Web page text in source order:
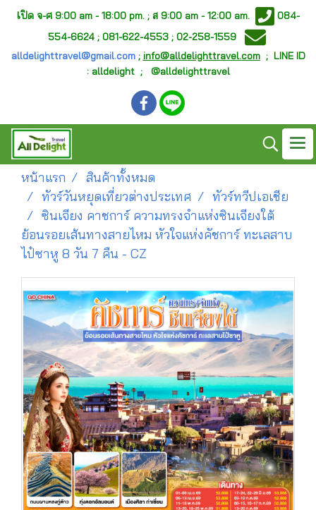
เปิด จ-ศ 9:00 am - 18:00 pm. ; ส 9:00 am - 12:00 am.
084-
554-6624 ; 081-622-4553 ; 02-258-1559
alldelighttravel@gmail.com; info@alldelighttravel.com; LINE ID
: alldelight ; @alldelighttravel
หน้าแรก
สินค้าทั้งหมด
ทัวร์วันหยุดเที่ยวต่างประเทศ
ทัวร์ทวีปเอเชีย
ซินเจียง คาชการ์ ความทรงจำแห่งซินเจียงใต้
ย้อนรอยเส้นทางสายไหม หัวใจแห่งคัชการ์ ทะเลสาบ
ไป๋ซาหู 8 วัน 7 คืน - CZ